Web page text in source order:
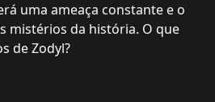
uma ameaça constante e o
mistérios da história. O que
de Zodyl?